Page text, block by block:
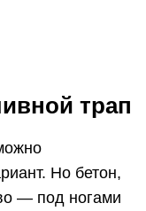
шлака,
пола,
полов —